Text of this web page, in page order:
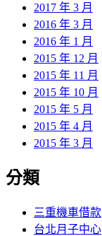
2017 年 3 月
2016 年 3 月
2016 年 1 月
2015 年 12 月
2015 年 11 月
2015 年 10 月
2015 年 5 月
2015 年 4 月
2015 年 3 月
分類
三重機車借款
台北月子中心